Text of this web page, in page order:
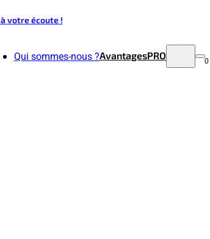
à votre écoute !
Qui sommes-nous ?AvantagesPRO 0